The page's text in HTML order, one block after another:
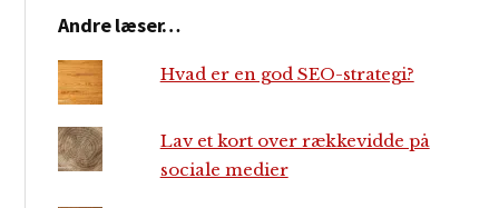
Andre læser…
Hvad er en god SEO-strategi?
Lav et kort over rækkevidde på
sociale medier